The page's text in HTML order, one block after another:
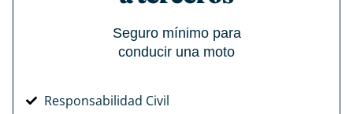
Seguro mínimo para
conducir una moto
Responsabilidad Civil